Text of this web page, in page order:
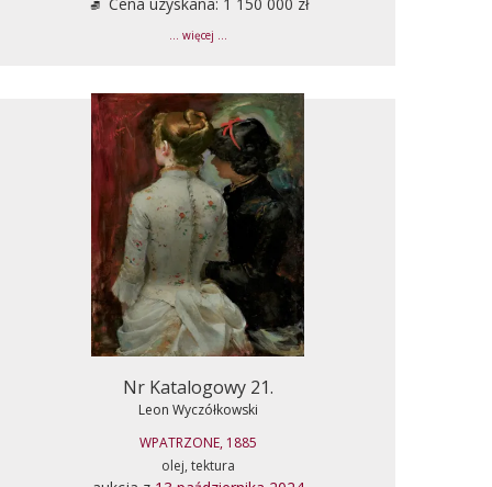
... więcej ...
Nr Katalogowy 21.
Leon Wyczółkowski
WPATRZONE, 1885
olej, tektura